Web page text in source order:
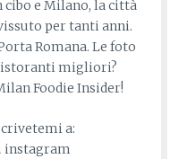
e Milano, la città
per tanti anni.
Romana. Le foto
migliori?
Foodie Insider!
a:
instagram